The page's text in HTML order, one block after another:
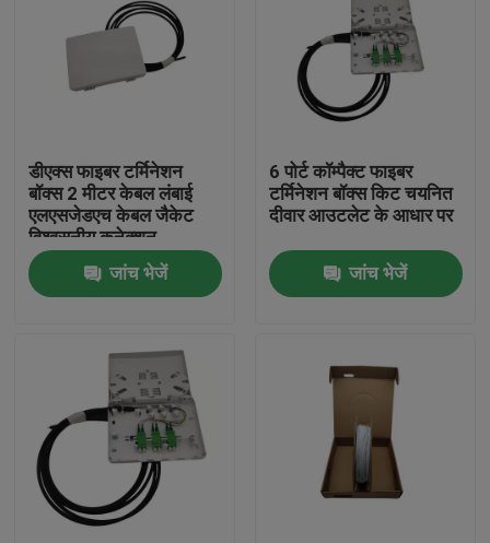
कारखाने का दौरा
गुणवत्ता नियंत्रण
फाइबर ऑप्टिक पैच पैनल और संलग्नक
फाइबर पैच केबल
डीएक्स फाइबर टर्मिनेशन
बॉक्स 2 मीटर केबल लंबाई
एलएसजेडएच केबल जैकेट
विश्वसनीय कनेक्शन
जांच भेजें
6 पोर्ट कॉम्पैक्ट फाइबर
टर्मिनेशन बॉक्स किट चयनित
दीवार आउटलेट के आधार पर
जांच भेजें